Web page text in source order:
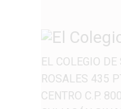
EL COLEGIO
ROSALES 435
CENTRO C.P.